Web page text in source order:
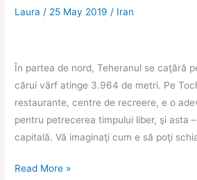
Laura / 25 May 2019 / Iran
În partea de nord, Teheranul se caţără
cărui vârf atinge 3.964 de metri. Pe
restaurante, centre de recreere, e o
pentru petrecerea timpului liber, şi asta
capitală. Vă imaginaţi cum e să poţi
Teheran:
Read More »